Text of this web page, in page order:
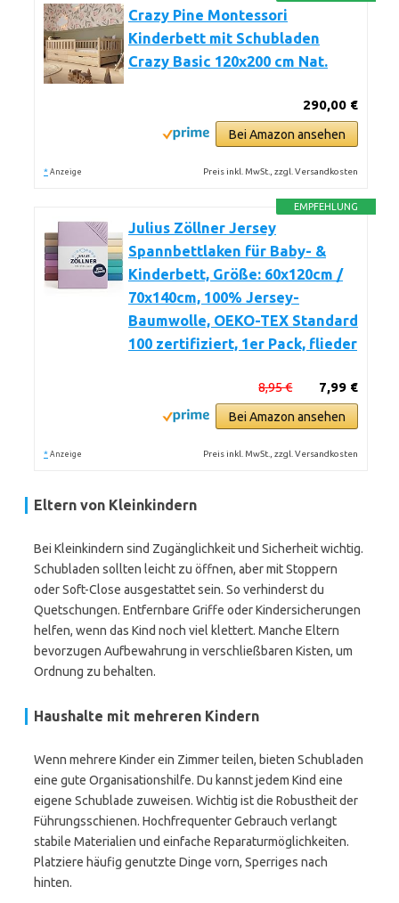
Crazy Pine Montessori
Kinderbett mit Schubladen
Crazy Basic 120x200 cm Nat.
290,00 €
Bei Amazon ansehen
* Anzeige Preis inkl. MwSt., zzgl. Versandkosten
EMPFEHLUNG
Julius Zöllner Jersey
Spannbettlaken für Baby- &
Kinderbett, Größe: 60x120cm /
70x140cm, 100% Jersey-
Baumwolle, OEKO-TEX Standard
100 zertifiziert, 1er Pack, flieder
7,99 €
8,95 €
Bei Amazon ansehen
* Anzeige Preis inkl. MwSt., zzgl. Versandkosten
Eltern von Kleinkindern
Bei Kleinkindern sind Zugänglichkeit und Sicherheit wichtig.
Schubladen sollten leicht zu öffnen, aber mit Stoppern
oder Soft-Close ausgestattet sein. So verhinderst du
Quetschungen. Entfernbare Griffe oder Kindersicherungen
helfen, wenn das Kind noch viel klettert. Manche Eltern
bevorzugen Aufbewahrung in verschließbaren Kisten, um
Ordnung zu behalten.
Haushalte mit mehreren Kindern
Wenn mehrere Kinder ein Zimmer teilen, bieten Schubladen
eine gute Organisationshilfe. Du kannst jedem Kind eine
eigene Schublade zuweisen. Wichtig ist die Robustheit der
Führungsschienen. Hochfrequenter Gebrauch verlangt
stabile Materialien und einfache Reparaturmöglichkeiten.
Platziere häufig genutzte Dinge vorn, Sperriges nach
hinten.